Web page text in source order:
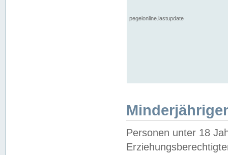
pegelonline.lastupdate
Personen unter 18